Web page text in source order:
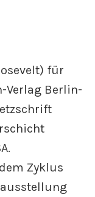
für
Verlag Berlin-
Zyklus